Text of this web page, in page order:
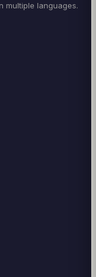
multiple languages.